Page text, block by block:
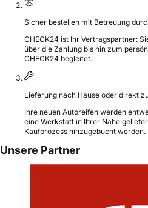
Sicher bestellen mit Betreuung
CHECK24 ist Ihr Vertragspartner:
über die Zahlung bis hin zum
CHECK24 begleitet.
Lieferung nach Hause oder direkt
Ihre neuen Autoreifen werden
eine Werkstatt in Ihrer Nähe
Kaufprozess hinzugebucht werden.
Unsere Partner